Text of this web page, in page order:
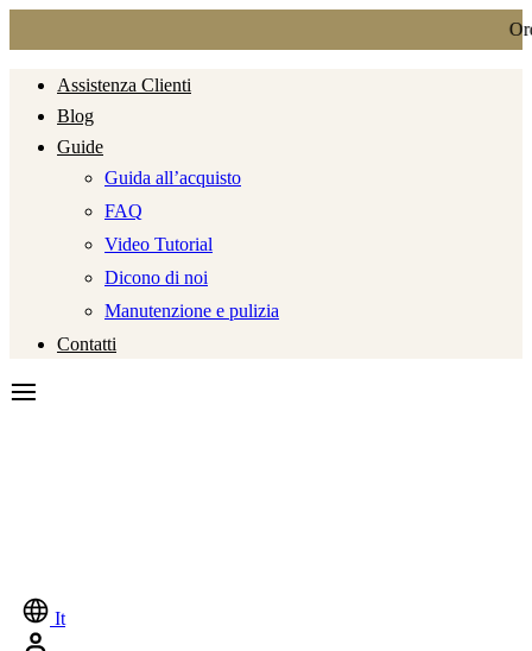
Assistenza Clienti
Blog
Guide
Guida all’acquisto
FAQ
Video Tutorial
Dicono di noi
Manutenzione e pulizia
Contatti
It